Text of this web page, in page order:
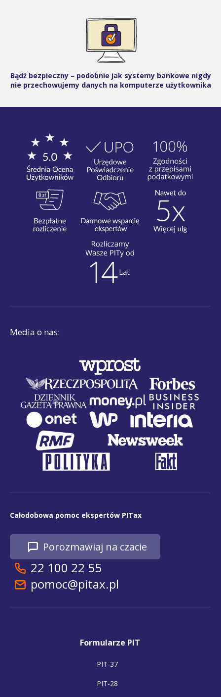
Bądź bezpieczny – podobnie jak systemy bankowe nigdy
nie przechowujemy danych na komputerze użytkownika
Media o nas:
Całodobowa pomoc ekspertów PITax
Porozmawiaj na czacie
22 100 22 55
pomoc@pitax.pl
Formularze PIT
PIT-37
PIT-28